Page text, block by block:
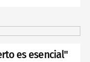
es esencial"